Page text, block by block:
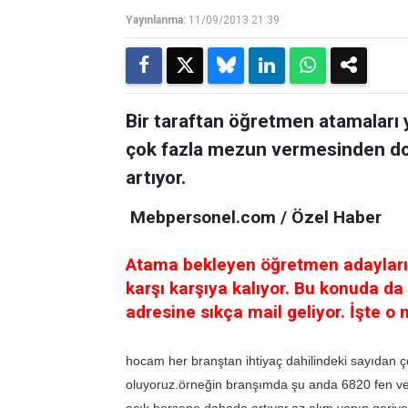
Yayınlanma: 11/09/2013 21:39
Bir taraftan öğretmen atamaları
çok fazla mezun vermesinden
artıyor.
Mebpersonel.com / Özel Haber
Atama bekleyen öğretmen
karşı karşıya kalıyor. Bu konuda
adresine sıkça mail geliyor. İşte o
hocam her branştan ihtiyaç dahilindeki sayıdan
oluyoruz.örneğin branşımda şu anda 6820 fen